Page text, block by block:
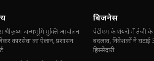
श्रीकृष्ण जन्मभूमि मुक्ति आंदोलन
कारसेवा का ऐलान, प्रशासन
बिजनेस
पेटीएम के शेयरों में तेजी के
बदलाव, निवेशकों ने घटाई
हिस्सेदारी